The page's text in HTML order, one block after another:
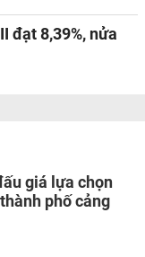
đạt 8,39%, nửa
giá lựa chọn
phố cảng